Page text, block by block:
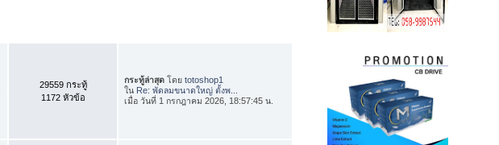
29559 กระทู้
1172 หัวข้อ
กระทู้ล่าสุด โดยtotoshop1
ใน Re: พัดลมขนาดใหญ่ ตั้งพ...
เมื่อ วันที่ 1 กรกฎาคม 2026, 18:57:45 น.